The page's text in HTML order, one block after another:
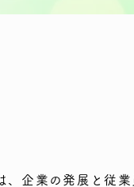
、企業の発展と従業